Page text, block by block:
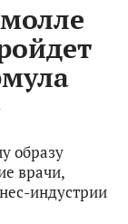
образу
врачи,
индустрии